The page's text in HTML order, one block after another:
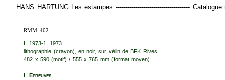
HANS HARTUNG Les estampes -------------------------------------
RMM 402
L 1973-1, 1973
lithographie (crayon), en noir, sur vélin de BFK Rives
482 x 590 (motif) / 555 x 765 mm (format moyen)
I. Epreuves